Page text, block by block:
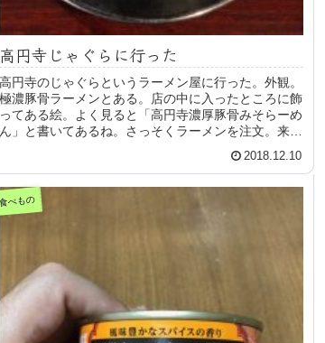
高円寺じゃぐらに行った
高円寺のじゃぐらというラーメン屋に行った。外観。
極濃豚骨ラーメンとある。店の中に入ったところに飾
ってある絵。よく見ると「高円寺濃厚豚骨みそらーめ
ん」と書いてあるね。さっそくラーメンを注文。来ま
2018.12.10
食べもの